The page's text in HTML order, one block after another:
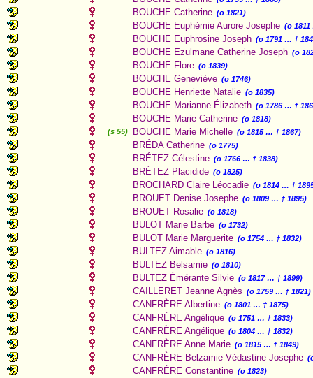
BOUCHE Catherine (o 1821)
BOUCHE Euphémie Aurore Josephe (o
BOUCHE Euphrosine Joseph (o 1791 … †
BOUCHE Ezulmane Catherine Joseph (o
BOUCHE Flore (o 1839)
BOUCHE Geneviève (o 1746)
BOUCHE Henriette Natalie (o 1835)
BOUCHE Marianne Élizabeth (o 1786 … †
BOUCHE Marie Catherine (o 1818)
(s 55)
BOUCHE Marie Michelle (o 1815 … † 1867)
BRÉDA Catherine (o 1775)
BRÉTEZ Célestine (o 1766 … † 1838)
BRÉTEZ Placidide (o 1825)
BROCHARD Claire Léocadie (o 1814 … †
BROUET Denise Josephe (o 1809 … † 1895)
BROUET Rosalie (o 1818)
BULOT Marie Barbe (o 1732)
BULOT Marie Marguerite (o 1754 … † 1832)
BULTEZ Aimable (o 1816)
BULTEZ Belsamie (o 1810)
BULTEZ Émérante Silvie (o 1817 … † 1899)
CAILLERET Jeanne Agnès (o 1759 … † 1821)
CANFRÈRE Albertine (o 1801 … † 1875)
CANFRÈRE Angélique (o 1751 … † 1833)
CANFRÈRE Angélique (o 1804 … † 1832)
CANFRÈRE Anne Marie (o 1815 … † 1849)
CANFRÈRE Belzamie Védastine Josephe
CANFRÈRE Constantine (o 1823)